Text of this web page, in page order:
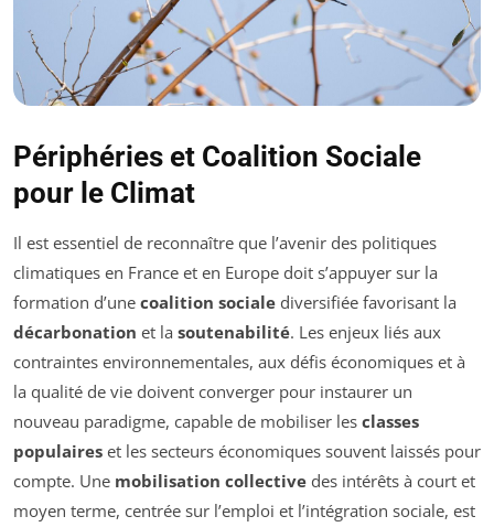
Périphéries et Coalition Sociale
pour le Climat
Il est essentiel de reconnaître que l’avenir des politiques
climatiques en France et en Europe doit s’appuyer sur la
formation d’une coalition sociale diversifiée favorisant la
décarbonation et la soutenabilité. Les enjeux liés aux
contraintes environnementales, aux défis économiques et à
la qualité de vie doivent converger pour instaurer un
nouveau paradigme, capable de mobiliser les classes
populaires et les secteurs économiques souvent laissés pour
compte. Une mobilisation collective des intérêts à court et
moyen terme, centrée sur l’emploi et l’intégration sociale, est